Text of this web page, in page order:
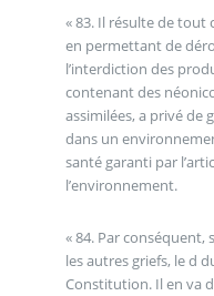
« 83. Il résulte de tout
en permettant de
l’interdiction des
contenant des
assimilées, a privé de
dans un
santé garanti par
l’environnement.
« 84. Par conséquent,
les autres griefs, le d
Constitution. Il en va